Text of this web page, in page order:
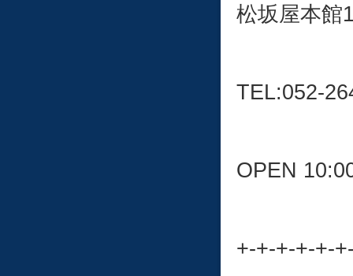
松坂屋本館
TEL:052-
OPEN
+-+-+-+-+-